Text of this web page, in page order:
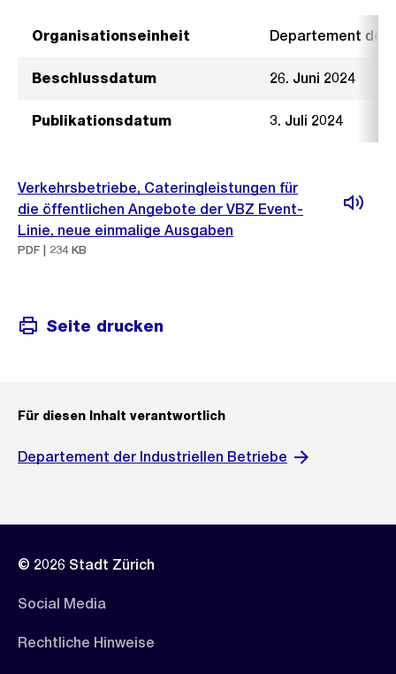
Organisationseinheit Departement der
Beschlussdatum 26. Juni 2024
Publikationsdatum 3. Juli 2024
Verkehrsbetriebe, Cateringleistungen für
die öffentlichen Angebote der VBZ Event-
Linie, neue einmalige Ausgaben
PDF | 234 KB
Seite drucken
Für diesen Inhalt verantwortlich
Departement der Industriellen Betriebe
© 2026 Stadt Zürich
Social Media
Rechtliche Hinweise